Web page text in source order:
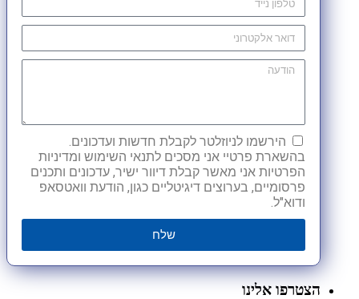
הירשמו לניוזלטר לקבלת חדשות ועדכונים.
בהשארת פרטיי אני מסכים לתנאי השימוש ומדיניות
הפרטיות אני מאשר קבלת דיוור ישיר, עדכונים ותכנים
פרסומיים, בערוצים דיגיטליים כגון, הודעת וואטסאפ
ודוא"ל.
שלח
הצטרפו אלינו